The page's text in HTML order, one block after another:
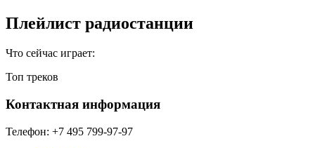
Плейлист радиостанции
Что сейчас играет:
Топ треков
Контактная информация
Телефон: +7 495 799‑97-97